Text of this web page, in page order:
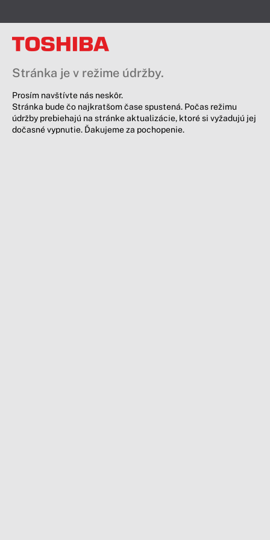
Stránka je v režime údržby.
Prosím navštívte nás neskôr.
Stránka bude čo najkratšom čase spustená. Počas režimu
údržby prebiehajú na stránke aktualizácie, ktoré si vyžadujú jej
dočasné vypnutie. Ďakujeme za pochopenie.